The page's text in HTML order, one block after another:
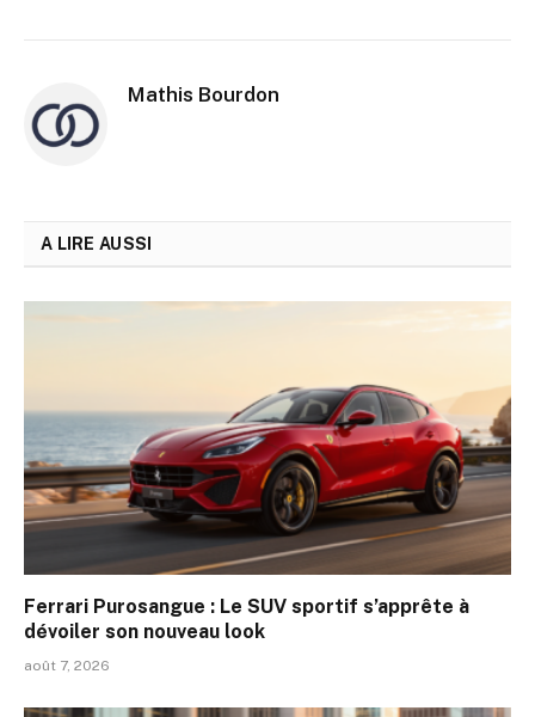
Mathis Bourdon
A LIRE AUSSI
Ferrari Purosangue : Le SUV sportif s’apprête à
dévoiler son nouveau look
août 7, 2026